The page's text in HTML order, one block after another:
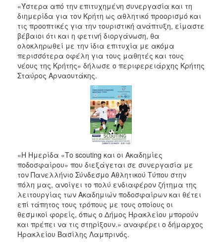
ΑΝΘΕΚΤΙΚΗ
ΠΟΛΗ
«Ύστερα από την επιτυχημένη συνεργασία και τη
διημερίδα για τον Κρήτη ως αθλητικό προορισμό και
τις προοπτικές για την τουριστική ανάπτυξη, είμαστε
βέβαιοι ότι και η φετινή διοργάνωση, θα
ολοκληρωθεί με την ίδια επιτυχία με ακόμα
περισσότερα οφέλη για τους μαθητές και τους
νέους της Κρήτης» δήλωσε ο περιφερειάρχης Κρήτης
Σταύρος Αρναουτάκης.
«Η Ημερίδα «Το scouting και οι Ακαδημίες
ποδοσφαίρου» που διεξάγεται σε συνεργασία με
τον Πανελλήνιο Σύνδεσμο Αθλητικού Τύπου στην
πόλη μας, ανοίγει το πολύ ενδιαφέρον ζήτημα της
λειτουργίας των Ακαδημιών ποδοσφαίρων και θέτει
επί τάπητος τους τρόπους με τους οποίους οι
θεσμικοί φορείς, όπως ο Δήμος Ηρακλείου μπορούν
και πρέπει να τις στηρίξουν.» αναφέρει ο δήμαρχος
Ηρακλείου Βασίλης Λαμπρινός.